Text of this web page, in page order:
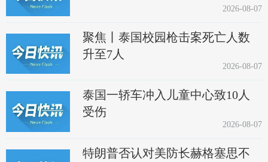
2026-08-07
聚焦丨泰国校园枪击案死亡人数
升至7人
2026-08-07
泰国一轿车冲入儿童中心致10人
受伤
2026-08-07
特朗普否认对美防长赫格塞思不